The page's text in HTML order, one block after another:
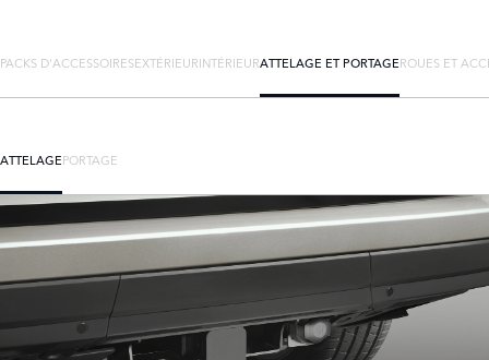
PACKS D'ACCESSOIRESEXTÉRIEURINTÉRIEURATTELAGE ET PORTAGEROUES ET
ATTELAGEPORTAGE